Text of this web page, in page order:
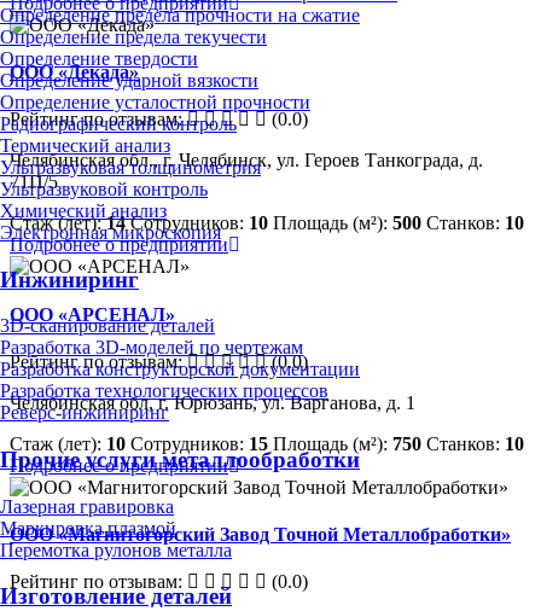
Определение предела прочности на сжатие
Определение предела текучести
Определение твердости
Определение ударной вязкости
Определение усталостной прочности
Радиографический контроль
Термический анализ
Ультразвуковая толщинометрия
Ультразвуковой контроль
Химический анализ
Электронная микроскопия
Инжиниринг
3D-сканирование деталей
Разработка 3D-моделей по чертежам
Разработка конструкторской документации
Разработка технологических процессов
Реверс-инжиниринг
Прочие услуги металлообработки
Лазерная гравировка
Маркировка плазмой
Перемотка рулонов металла
Изготовление деталей
ООО «Декада»
Рейтинг по отзывам:
(0.0)
Челябинская обл., г. Челябинск, ул. Героев Танкограда, д.
71П/5
Стаж (лет):14 Сотрудников: 10 Площадь (м²): 500 Станков: 10
Подробнее о предприятии
ООО «АРСЕНАЛ»
Рейтинг по отзывам:
(0.0)
Челябинская обл, г. Юрюзань, ул. Варганова, д. 1
Стаж (лет): 10 Сотрудников: 15 Площадь (м²): 750 Станков: 10
Подробнее о предприятии
ООО «Магнитогорский Завод Точной Металлобработки»
Рейтинг по отзывам:
(0.0)